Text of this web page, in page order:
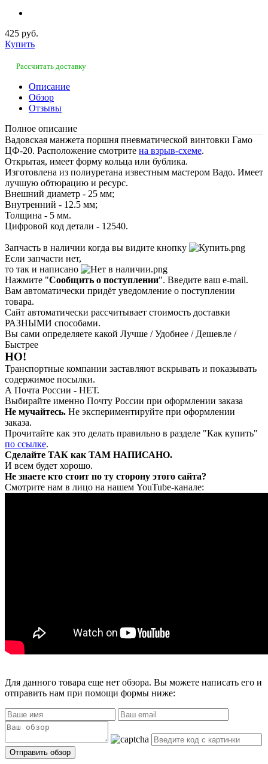
425 руб.
Купить
Рассчитать доставку
Описание
Обзор
Отзывы
Полное описание
Вадовская манжета поршня пневматической винтовки Гамо
ЦФ-20. Расположение смотрите на взрыв-схеме.
Открытая, имеет форму кольца или бублика.
Изготовлена из полиуретана известным мастером Вадо. Имеет
лучшую обтюрацию и ресурс.
Внешний диаметр - 25 мм;
Внутренний - 12.5 мм;
Толщина - 5 мм.
Цифровой код детали - 12540.
Запчасть в наличии когда вы видите кнопку
Если запчасти нет,
то так и написано
Нажмите "Сообщить о поступлении". Введите ваш e-mail.
Вам автоматически придёт уведомление о поступлении
товара.
Сайт автоматически рассчитывает стоимость доставки
РАЗНЫМИ способами.
Вы сами определяете какой Лучше / Удобнее / Дешевле /
Быстрее
НО!
Транспортные компании заставляют вскрывать и показывать
содержимое посылки.
А Почта России - НЕТ.
Выбирайте именно Почту России при оформлении заказа
Не мучайтесь. Не экспериментируйте при оформлении
заказа.
Прочитайте как это делать правильно в разделе "Как купить"
по ссылке.
Сделайте ТАК как ТАМ НАПИСАНО.
И всем будет хорошо.
Не знаете кто стоит по ту сторону этого сайта?
Смотрите нам в лицо на нашем YouTube-канале:
Для данного товара еще нет обзора. Вы можете написать его и
отправить нам при помощи формы ниже: